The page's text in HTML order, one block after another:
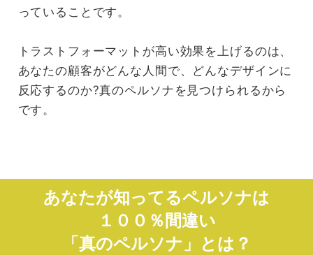
っていることです。
トラストフォーマットが高い効果を上げるのは、
あなたの顧客がどんな人間で、どんなデザインに
反応するのか?真のペルソナを見つけられるから
です。
あなたが知ってるペルソナは
１００％間違い
「真のペルソナ」とは？